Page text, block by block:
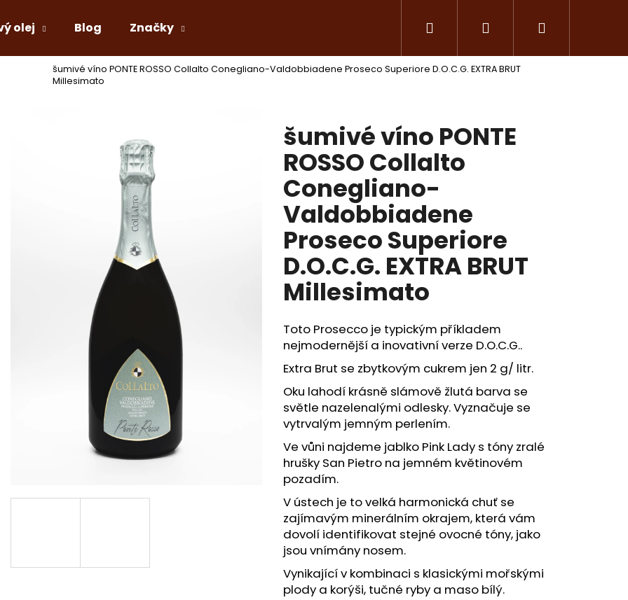
olej Blog Značky Přihlášení
šumivé víno PONTE ROSSO Collalto Conegliano-Valdobbiadene Proseco Superiore D.O.C.G. EXTRA BRUT
Millesimato
šumivé víno PONTE
ROSSO Collalto
Conegliano-
Valdobbiadene
Proseco Superiore
D.O.C.G. EXTRA BRUT
Millesimato
Toto Prosecco je typickým příkladem
nejmodernější a inovativní verze D.O.C.G..
Extra Brut se zbytkovým cukrem jen 2 g/ litr.
Oku lahodí krásně slámově žlutá barva se
světle nazelenalými odlesky. Vyznačuje se
vytrvalým jemným perlením.
Ve vůni najdeme jablko Pink Lady s tóny zralé
hrušky San Pietro na jemném květinovém
pozadím.
V ústech je to velká harmonická chuť se
zajímavým minerálním okrajem, která vám
dovolí identifikovat stejné ovocné tóny, jako
jsou vnímány nosem.
Vynikající v kombinaci s klasickými mořskými
plody a korýši, tučné ryby a maso bílý.
Co potřebujete najít?
Doporučujeme
Následující
ČERVENÉ VÍNO NERO DI TROIA PUGLIA
“ORANGE EDITION” IGP, BAG IN TUBE, 3L
GIALLA 0,75L